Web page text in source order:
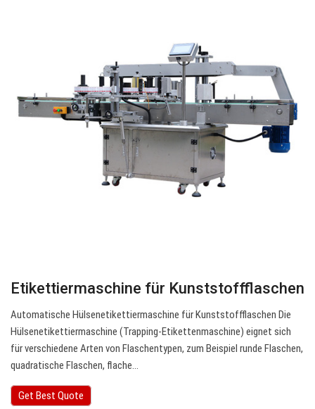
Etikettiermaschine für Kunststoffflaschen
Automatische Hülsenetikettiermaschine für Kunststoffflaschen Die
Hülsenetikettiermaschine (Trapping-Etikettenmaschine) eignet sich
für verschiedene Arten von Flaschentypen, zum Beispiel runde Flaschen,
quadratische Flaschen, flache…
Get Best Quote